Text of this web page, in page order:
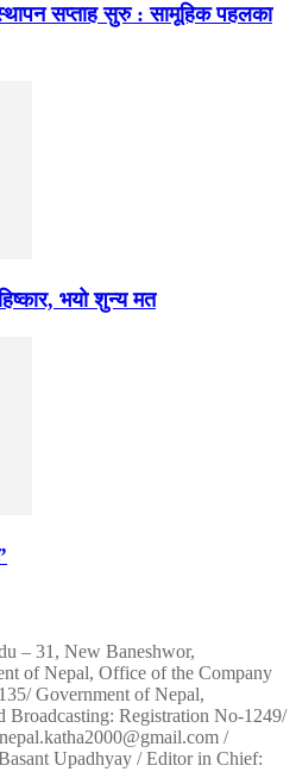
सप्ताह सुरु : सामूहिक पहलका
भयो शुन्य मत
– 31, New Baneshwor,
of Nepal, Office of the Company
Government of Nepal,
Broadcasting: Registration No-1249/
/
Upadhyay / Editor in Chief: